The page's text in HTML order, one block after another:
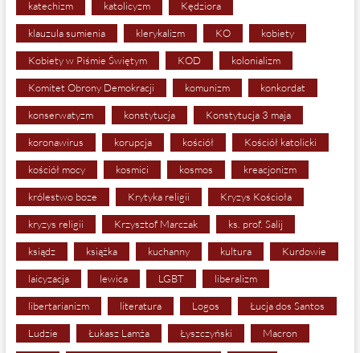
katechizm katolicyzm Kędziora
klauzula sumienia klerykalizm KO kobiety
Kobiety w Piśmie Świętym KOD kolonializm
Komitet Obrony Demokracji komunizm konkordat
konserwatyzm konstytucja Konstytucja 3 maja
koronawirus korupcja kościół Kościół katolicki
kościół mocy kosmici kosmos kreacjonizm
królestwo boze Krytyka religii Kryzys Kościoła
kryzys religii Krzysztof Marczak ks. prof. Salij
ksiądz książka kuchanny kultura Kurdowie
laicyzacja lewica LGBT liberalizm
libertarianizm literatura Logos Łucja dos Santos
Ludzie Łukasz Lamża Łyszczyński Macron